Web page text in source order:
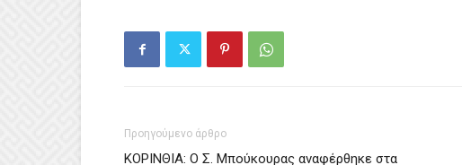
Προηγούμενο άρθρο
ΚΟΡΙΝΘΙΑ: Ο Σ. Μπούκουρας αναφέρθηκε στα